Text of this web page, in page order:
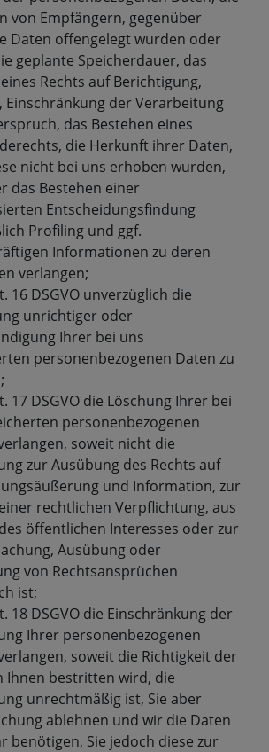
von Empfängern, gegenüber
Daten offengelegt wurden oder
geplante Speicherdauer, das
Rechts auf Berichtigung,
Einschränkung der Verarbeitung
das Bestehen eines
die Herkunft ihrer Daten,
nicht bei uns erhoben wurden,
das Bestehen einer
Entscheidungsfindung
Profiling und ggf.
Informationen zu deren
verlangen;
16 DSGVO unverzüglich die
unrichtiger oder
Ihrer bei uns
personenbezogenen Daten zu
17 DSGVO die Löschung Ihrer bei
personenbezogenen
soweit nicht die
zur Ausübung des Rechts auf
und Information, zur
rechtlichen Verpflichtung, aus
öffentlichen Interesses oder zur
Ausübung oder
von Rechtsansprüchen
ist;
18 DSGVO die Einschränkung der
Ihrer personenbezogenen
soweit die Richtigkeit der
Ihnen bestritten wird, die
unrechtmäßig ist, Sie aber
ablehnen und wir die Daten
benötigen, Sie jedoch diese zur